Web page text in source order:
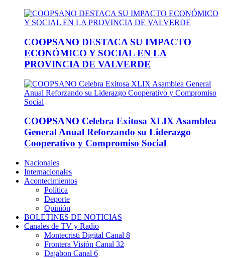
COOPSANO DESTACA SU IMPACTO
ECONÓMICO Y SOCIAL EN LA
PROVINCIA DE VALVERDE
COOPSANO Celebra Exitosa XLIX Asamblea
General Anual Reforzando su Liderazgo
Cooperativo y Compromiso Social
Nacionales
Internacionales
Acontecimientos
Política
Deporte
Opinión
BOLETINES DE NOTICIAS
Canales de TV y Radio
Montecristi Digital Canal 8
Frontera Visión Canal 32
Dajabon Canal 6